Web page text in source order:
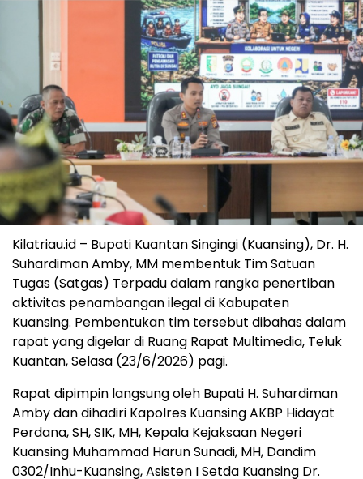
Kilatriau.id – Bupati Kuantan Singingi (Kuansing), Dr. H.
Suhardiman Amby, MM membentuk Tim Satuan
Tugas (Satgas) Terpadu dalam rangka penertiban
aktivitas penambangan ilegal di Kabupaten
Kuansing. Pembentukan tim tersebut dibahas dalam
rapat yang digelar di Ruang Rapat Multimedia, Teluk
Kuantan, Selasa (23/6/2026) pagi.
Rapat dipimpin langsung oleh Bupati H. Suhardiman
Amby dan dihadiri Kapolres Kuansing AKBP Hidayat
Perdana, SH, SIK, MH, Kepala Kejaksaan Negeri
Kuansing Muhammad Harun Sunadi, MH, Dandim
0302/Inhu-Kuansing, Asisten I Setda Kuansing Dr.